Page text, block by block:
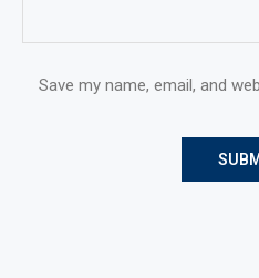
Save my name, email, and